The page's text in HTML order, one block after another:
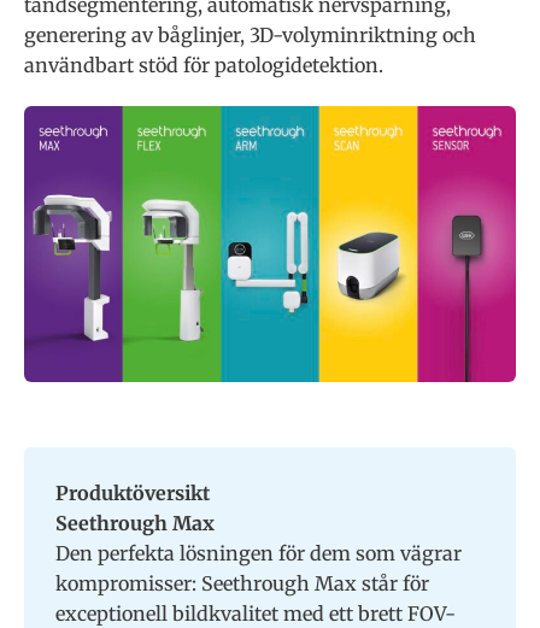
generering av båglinjer, 3D-volyminriktning och
användbart stöd för patologidetektion.
Produktöversikt
Seethrough Max
Den perfekta lösningen för dem som vägrar
kompromisser: Seethrough Max står för
exceptionell bildkvalitet med ett brett FOV-